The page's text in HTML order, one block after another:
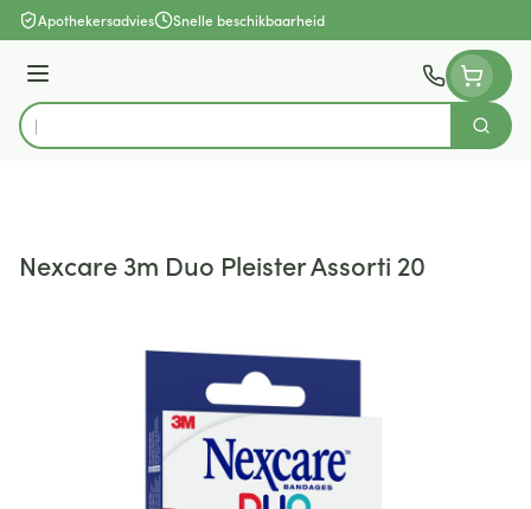
Ga naar de inhoud
Apothekersadvies Snelle beschikbaarheid
Menu
Product, merk, categorie...
Zoek
Nexcare 3m Duo Pleister Assorti 20